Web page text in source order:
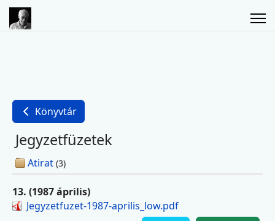
Könyvtár
Jegyzetfüzetek
Atirat (3)
13. (1987 április)
Jegyzetfuzet-1987-aprilis_low.pdf